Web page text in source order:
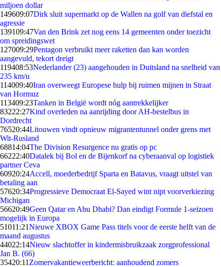
miljoen dollar
149609:07Dirk sluit supermarkt op de Wallen na golf van diefstal en
agressie
139109:47Van den Brink zet nog eens 14 gemeenten onder toezicht
om spreidingswet
127009:29Pentagon verbruikt meer raketten dan kan worden
aangevuld, tekort dreigt
119408:53Nederlander (23) aangehouden in Duitsland na snelheid van
235 km/u
114009:40Iran overweegt Europese hulp bij ruimen mijnen in Straat
van Hormuz
113409:23Tanken in België wordt nóg aantrekkelijker
83222:27Kind overleden na aanrijding door AH-bestelbus in
Dordrecht
76520:44Litouwen vindt opnieuw migrantentunnel onder grens met
Wit-Rusland
68814:04The Division Resurgence nu gratis op pc
66222:40Datalek bij Bol en de Bijenkorf na cyberaanval op logistiek
partner Ceva
60920:24Accell, moederbedrijf Sparta en Batavus, vraagt uitstel van
betaling aan
57620:34Progressieve Democraat El-Sayed wint nipt voorverkiezing
Michigan
56620:49Geen Qatar en Abu Dhabi? Dan eindigt Formule 1-seizoen
mogelijk in Europa
51011:21Nieuwe XBOX Game Pass titels voor de eerste helft van de
maand augustus
44022:14Nieuw slachtoffer in kindermisbruikzaak zorgprofessional
Jan B. (66)
35420:11 Zomervakantieweerbericht: aanhoudend zomers